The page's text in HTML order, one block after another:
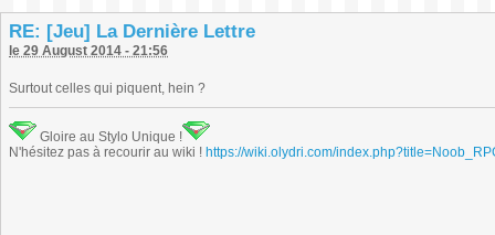
RE: [Jeu] La Dernière Lettre
le 29 August 2014 - 21:56
Surtout celles qui piquent, hein ?
Gloire au Stylo Unique !
N'hésitez pas à recourir au wiki ! https://wiki.olydri.com/